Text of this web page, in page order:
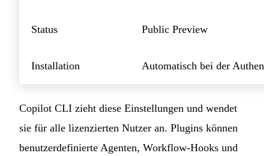
Status Public Preview
Installation Automatisch bei der
Copilot CLI zieht diese Einstellungen und wendet
sie für alle lizenzierten Nutzer an. Plugins können
benutzerdefinierte Agenten, Workflow-Hooks und